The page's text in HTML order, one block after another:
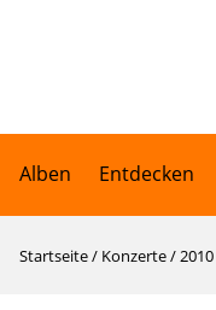
Alben Entdecken
Startseite/ Konzerte/2010